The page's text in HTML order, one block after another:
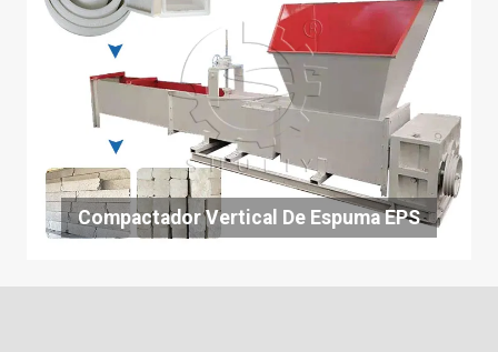
Compactador Vertical De Espuma EPS